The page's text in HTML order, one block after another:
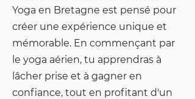
Yoga en Bretagne est pensé pour
créer une expérience unique et
mémorable. En commençant par
le yoga aérien, tu apprendras à
lâcher prise et à gagner en
confiance, tout en profitant d'un